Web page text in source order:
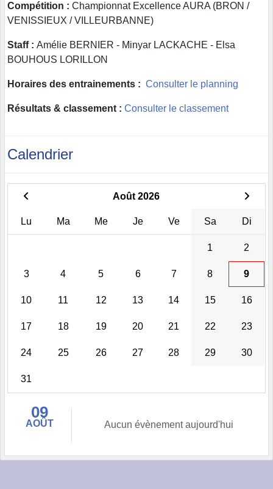
Compétition : Championnat Excellence AURA (BRON /
VENISSIEUX / VILLEURBANNE)
Staff : Amélie BERNIER - Minyar LACKACHE - Elsa
BOUHOUS LORILLON
Horaires des entrainements : Consulter le planning
Résultats & classement : Consulter le classement
Calendrier
Août 2026
Lu Ma Me Je Ve Sa Di
1 2
3 4 5 6 7 8 9
10 11 12 13 14 15 16
17 18 19 20 21 22 23
24 25 26 27 28 29 30
31
09
AOÛT Aucun évènement aujourd'hui